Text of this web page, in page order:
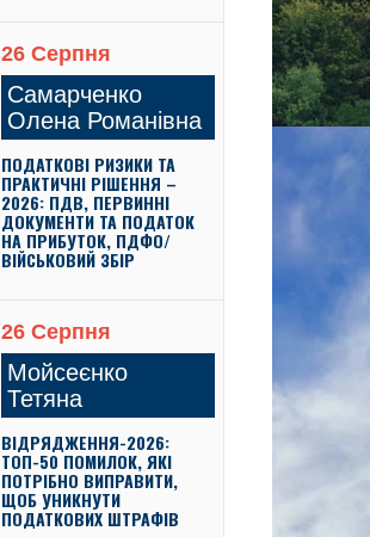
26 Серпня
Самарченко
Олена Романівна
ПОДАТКОВІ РИЗИКИ ТА
ПРАКТИЧНІ РІШЕННЯ –
2026: ПДВ, ПЕРВИННІ
ДОКУМЕНТИ ТА ПОДАТОК
НА ПРИБУТОК, ПДФО/
ВІЙСЬКОВИЙ ЗБІР
26 Серпня
Мойсеєнко
Тетяна
ВІДРЯДЖЕННЯ-2026:
ТОП-50 ПОМИЛОК, ЯКІ
ПОТРІБНО ВИПРАВИТИ,
ЩОБ УНИКНУТИ
ПОДАТКОВИХ ШТРАФІВ